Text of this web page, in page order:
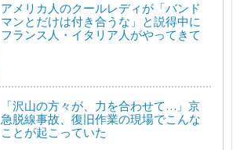
アメリカ人のクールレディが「バンド
マンとだけは付き合うな」と説得中に
フランス人・イタリア人がやってきて
「沢山の方々が、力を合わせて…」京
急脱線事故、復旧作業の現場でこんな
ことが起こっていた